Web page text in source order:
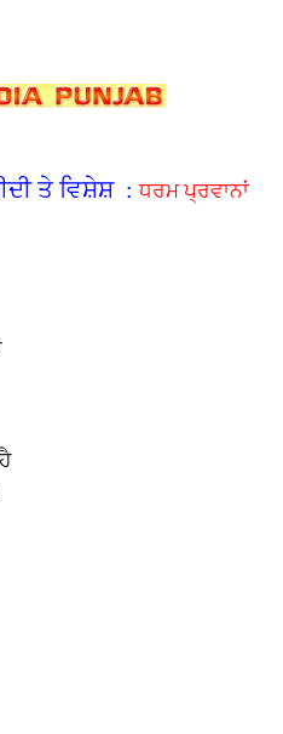
ਤੇ ਵਿਸ਼ੇਸ਼ :ਧਰਮ ਪ੍ਰਵਾਨਾਂ